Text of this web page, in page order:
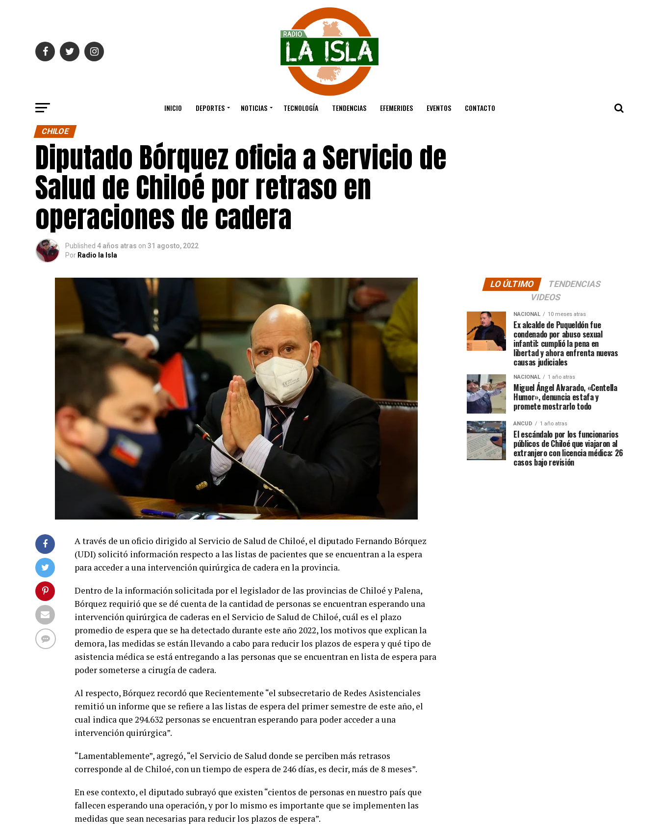
INICIO DEPORTES NOTICIAS TECNOLOGÍA TENDENCIAS EFEMERIDES EVENTOS CONTACTO
CHILOE
Diputado Bórquez oficia a Servicio de
Salud de Chiloé por retraso en
operaciones de cadera
Published 4 años atras on 31 agosto, 2022
Por Radio la Isla
A través de un oficio dirigido al Servicio de Salud de Chiloé, el diputado Fernando Bórquez
(UDI) solicitó información respecto a las listas de pacientes que se encuentran a la espera
para acceder a una intervención quirúrgica de cadera en la provincia.
Dentro de la información solicitada por el legislador de las provincias de Chiloé y Palena,
Bórquez requirió que se dé cuenta de la cantidad de personas se encuentran esperando una
intervención quirúrgica de caderas en el Servicio de Salud de Chiloé, cuál es el plazo
promedio de espera que se ha detectado durante este año 2022, los motivos que explican la
demora, las medidas se están llevando a cabo para reducir los plazos de espera y qué tipo de
asistencia médica se está entregando a las personas que se encuentran en lista de espera para
poder someterse a cirugía de cadera.
Al respecto, Bórquez recordó que Recientemente “el subsecretario de Redes Asistenciales
remitió un informe que se refiere a las listas de espera del primer semestre de este año, el
cual indica que 294.632 personas se encuentran esperando para poder acceder a una
intervención quirúrgica”.
“Lamentablemente”, agregó, “el Servicio de Salud donde se perciben más retrasos
corresponde al de Chiloé, con un tiempo de espera de 246 días, es decir, más de 8 meses”.
En ese contexto, el diputado subrayó que existen “cientos de personas en nuestro país que
fallecen esperando una operación, y por lo mismo es importante que se implementen las
medidas que sean necesarias para reducir los plazos de espera”.
LO ÚLTIMO
TENDENCIAS
VIDEOS
NACIONAL 10 meses atras
Ex alcalde de Puqueldón fue
condenado por abuso sexual
infantil: cumplió la pena en
libertad y ahora enfrenta nuevas
causas judiciales
NACIONAL 1 año atras
Miguel Ángel Alvarado, «Centella
Humor», denuncia estafa y
promete mostrarlo todo
ANCUD 1 año atras
El escándalo por los funcionarios
públicos de Chiloé que viajaron al
extranjero con licencia médica: 26
casos bajo revisión